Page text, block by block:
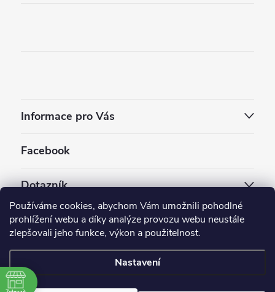
Používáme cookies, abychom Vám umožnili pohodlné
prohlížení webu a díky analýze provozu webu neustále
zlepšovali jeho funkce, výkon a použitelnost.
Nastavení
Informace pro Vás
Facebook
Dotazník
Jaký styl vapování vám vyhovuje ?
Copyright 2026